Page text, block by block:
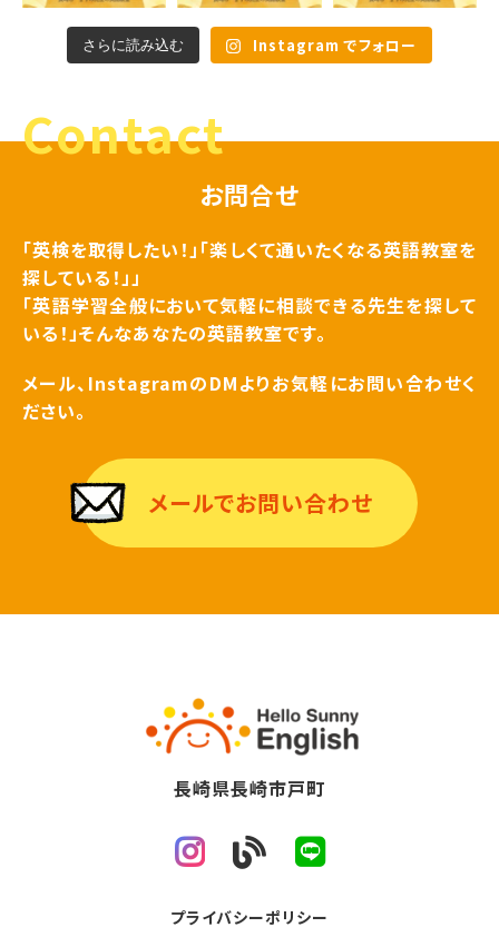
さらに読み込む Instagram でフォロー
Contact
お問合せ
「英検を取得したい！」「楽しくて通いたくなる英語教室を
探している！」」
「英語学習全般において気軽に相談できる先生を探して
いる！」そんなあなたの英語教室です。
メール、InstagramのDMよりお気軽にお問い合わせく
ださい。
メールでお問い合わせ
長崎県長崎市戸町
プライバシーポリシー